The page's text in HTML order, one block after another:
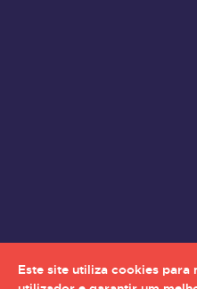
Este site utiliza cookies